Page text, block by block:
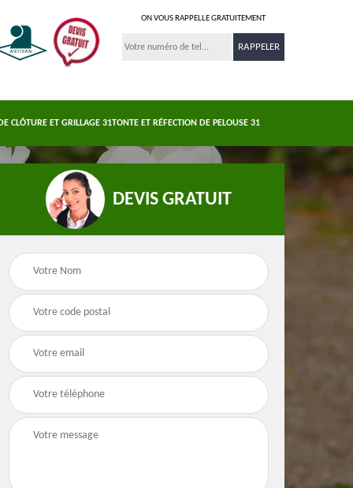
ON VOUS RAPPELLE GRATUITEMENT
CLÔTURE ET GRILLAGE 31TONTE ET RÉFECTION DE PELOUSE 31
demoussage de
toiture 31
Pose de clôture et
grillage 31
DEVIS GRATUIT